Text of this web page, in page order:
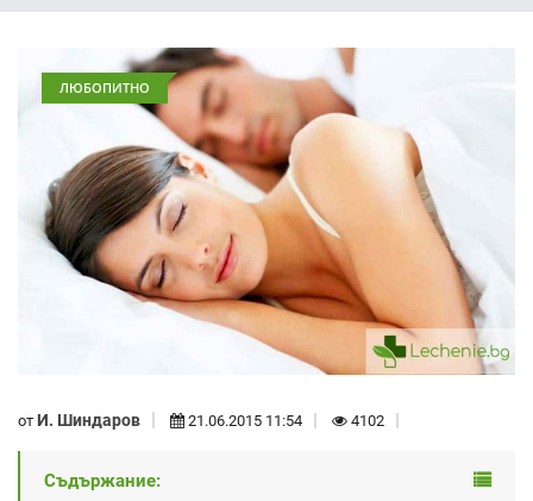
ЛЮБОПИТНО
от И. Шиндаров 21.06.2015 11:54 4102
Съдържание: